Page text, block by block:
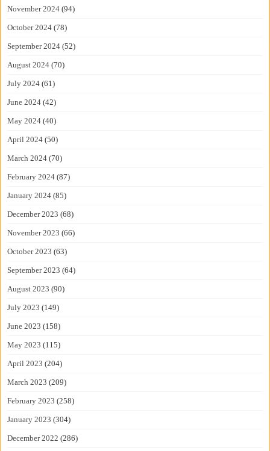
November 2024 (94)
October 2024 (78)
September 2024 (52)
August 2024 (70)
July 2024 (61)
June 2024 (42)
May 2024 (40)
April 2024 (50)
March 2024 (70)
February 2024 (87)
January 2024 (85)
December 2023 (68)
November 2023 (66)
October 2023 (63)
September 2023 (64)
August 2023 (90)
July 2023 (149)
June 2023 (158)
May 2023 (115)
April 2023 (204)
March 2023 (209)
February 2023 (258)
January 2023 (304)
December 2022 (286)